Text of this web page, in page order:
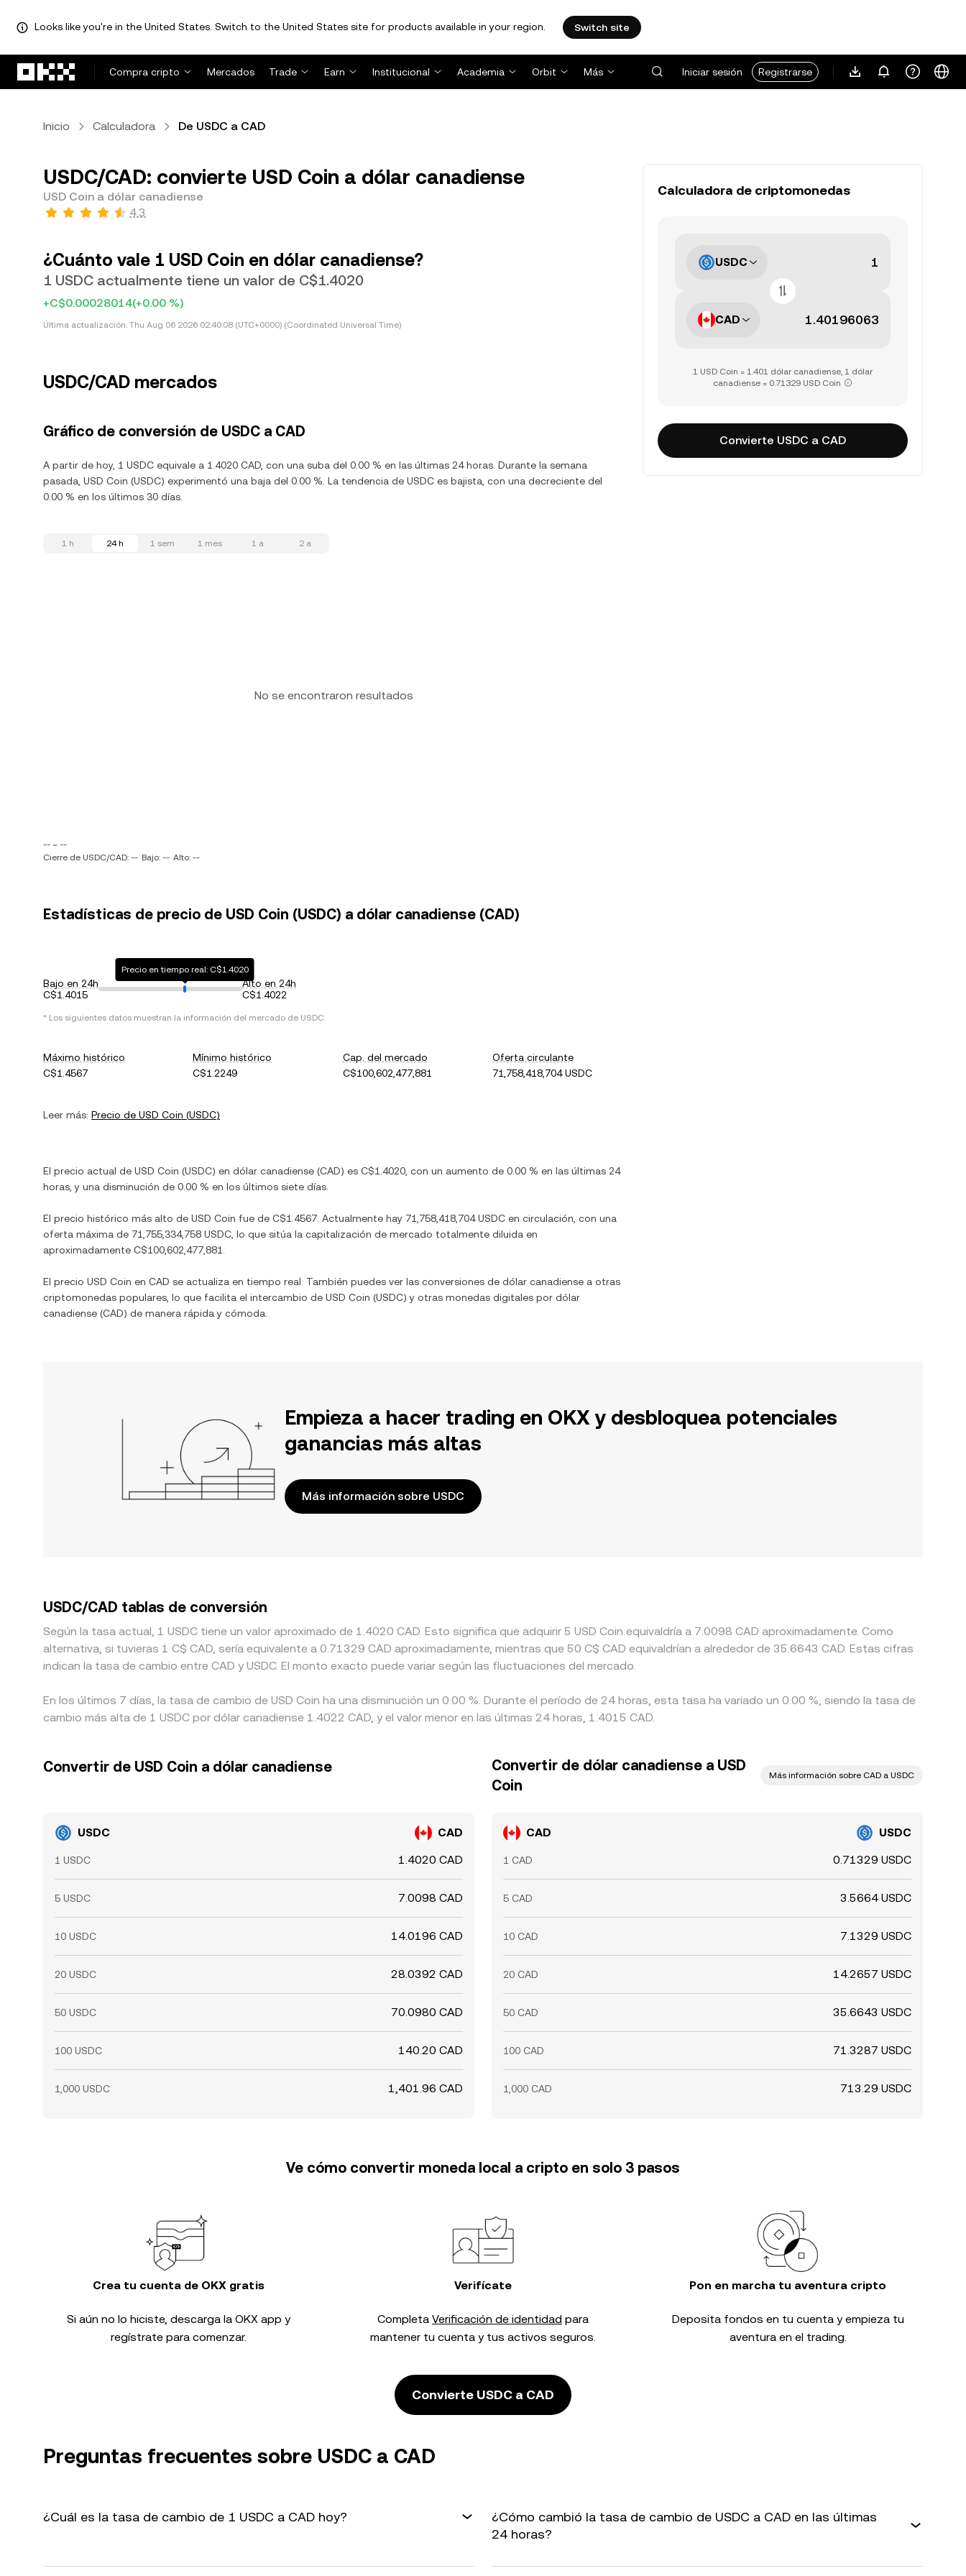
Looks like you're in the United States. Switch to the United States site for products available in your region. Switch site
Compra cripto
Mercados Trade Earn Institucional Academia Orbit Más Iniciar sesión Registrarse
Inicio Calculadora De USDC a CAD
USDC/CAD: convierte USD Coin a dólar canadiense
USD Coin a dólar canadiense
4.3
¿Cuánto vale 1 USD Coin en dólar canadiense?
1 USDC actualmente tiene un valor de C$1.4020
+C$0.00028014(+0.00 %)
Última actualización: Thu Aug 06 2026 02:40:08 (UTC+0000) (Coordinated Universal Time)
USDC/CAD mercados
Gráfico de conversión de USDC a CAD
A partir de hoy, 1 USDC equivale a 1.4020 CAD, con una suba del 0.00 % en las últimas 24 horas. Durante la semana
pasada, USD Coin (USDC) experimentó una baja del 0.00 %. La tendencia de USDC es bajista, con una decreciente del
0.00 % en los últimos 30 días.
1 h 24 h 1 sem 1 mes 1 a 2 a
No se encontraron resultados
-- ~ --
Cierre de USDC/CAD: -- Bajo: -- Alto: --
Estadísticas de precio de USD Coin (USDC) a dólar canadiense (CAD)
Bajo en 24h
C$1.4015
Precio en tiempo real: C$1.4020
Alto en 24h
C$1.4022
* Los siguientes datos muestran la información del mercado de USDC.
Máximo histórico
C$1.4567
Mínimo histórico
C$1.2249
Cap. del mercado
C$100,602,477,881
Oferta circulante
71,758,418,704 USDC
Leer más: Precio de USD Coin (USDC)
El precio actual de USD Coin (USDC) en dólar canadiense (CAD) es C$1.4020 , con un aumento de 0.00 % en las últimas 24
horas, y una disminución de 0.00 % en los últimos siete días.
El precio histórico más alto de USD Coin fue de C$1.4567 . Actualmente hay 71,758,418,704 USDC en circulación, con una
oferta máxima de 71,755,334,758 USDC , lo que sitúa la capitalización de mercado totalmente diluida en
aproximadamente C$100,602,477,881
El precio USD Coin en CAD se actualiza en tiempo real. También puedes ver las conversiones de dólar canadiense a otras
criptomonedas populares, lo que facilita el intercambio de USD Coin (USDC) y otras monedas digitales por dólar
canadiense (CAD) de manera rápida y cómoda.
Calculadora de criptomonedas
USDC
CAD
1 USD Coin = 1.401 dólar canadiense, 1 dólar
canadiense = 0.71329 USD Coin
Convierte USDC a CAD
Empieza a hacer trading en OKX y desbloquea potenciales
ganancias más altas
Más información sobre USDC
USDC/CAD tablas de conversión
Según la tasa actual, 1 USDC tiene un valor aproximado de 1.4020 CAD. Esto significa que adquirir 5 USD Coin equivaldría a 7.0098 CAD aproximadamente. Como
alternativa, si tuvieras 1 C$ CAD, sería equivalente a 0.71329 CAD aproximadamente, mientras que 50 C$ CAD equivaldrían a alrededor de 35.6643 CAD. Estas cifras
indican la tasa de cambio entre CAD y USDC. El monto exacto puede variar según las fluctuaciones del mercado.
En los últimos 7 días, la tasa de cambio de USD Coin ha una disminución un 0.00 %. Durante el período de 24 horas, esta tasa ha variado un 0.00 %, siendo la tasa de
cambio más alta de 1 USDC por dólar canadiense 1.4022 CAD, y el valor menor en las últimas 24 horas, 1.4015 CAD.
Convertir de USD Coin a dólar canadiense
USDC CAD
1 USDC 1.4020 CAD
5 USDC 7.0098 CAD
10 USDC 14.0196 CAD
20 USDC 28.0392 CAD
50 USDC 70.0980 CAD
100 USDC 140.20 CAD
1,000 USDC 1,401.96 CAD
Convertir de dólar canadiense a USD
Coin
Más información sobre CAD a USDC
CAD USDC
1 CAD 0.71329 USDC
5 CAD 3.5664 USDC
10 CAD 7.1329 USDC
20 CAD 14.2657 USDC
50 CAD 35.6643 USDC
100 CAD 71.3287 USDC
1,000 CAD 713.29 USDC
Ve cómo convertir moneda local a cripto en solo 3 pasos
Crea tu cuenta de OKX gratis
Si aún no lo hiciste, descarga la OKX app y
regístrate para comenzar.
Verifícate
Completa Verificación de identidad para
mantener tu cuenta y tus activos seguros.
Pon en marcha tu aventura cripto
Deposita fondos en tu cuenta y empieza tu
aventura en el trading.
Convierte USDC a CAD
Preguntas frecuentes sobre USDC a CAD
¿Cuál es la tasa de cambio de 1 USDC a CAD hoy?
¿Cómo cambió la tasa de cambio de USDC a CAD en las últimas
24 horas?